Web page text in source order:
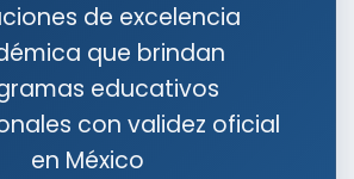
de excelencia
que brindan
educativos
con validez oficial
en México